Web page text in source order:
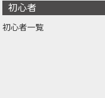
初心者
初心者一覧